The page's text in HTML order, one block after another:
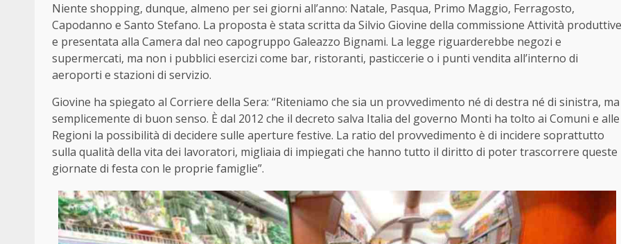
Niente shopping, dunque, almeno per sei giorni all’anno: Natale, Pasqua, Primo Maggio, Ferragosto,
Capodanno e Santo Stefano. La proposta è stata scritta da Silvio Giovine della commissione Attività produttive
e presentata alla Camera dal neo capogruppo Galeazzo Bignami. La legge riguarderebbe negozi e
supermercati, ma non i pubblici esercizi come bar, ristoranti, pasticcerie o i punti vendita all’interno di
aeroporti e stazioni di servizio.
Giovine ha spiegato al Corriere della Sera: “Riteniamo che sia un provvedimento né di destra né di sinistra, ma
semplicemente di buon senso. È dal 2012 che il decreto salva Italia del governo Monti ha tolto ai Comuni e alle
Regioni la possibilità di decidere sulle aperture festive. La ratio del provvedimento è di incidere soprattutto
sulla qualità della vita dei lavoratori, migliaia di impiegati che hanno tutto il diritto di poter trascorrere queste
giornate di festa con le proprie famiglie”.